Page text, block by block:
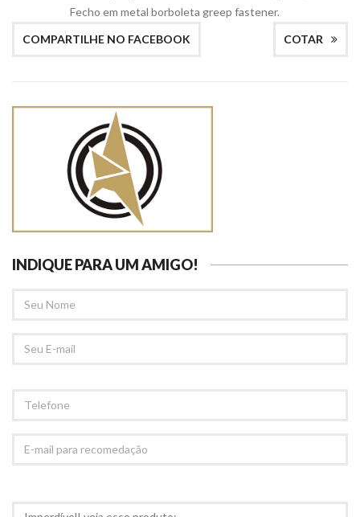
Fecho em metal borboleta greep fastener.
COTAR
COMPARTILHE NO FACEBOOK
INDIQUE PARA UM AMIGO!
NOME
EMAIL
MAIL